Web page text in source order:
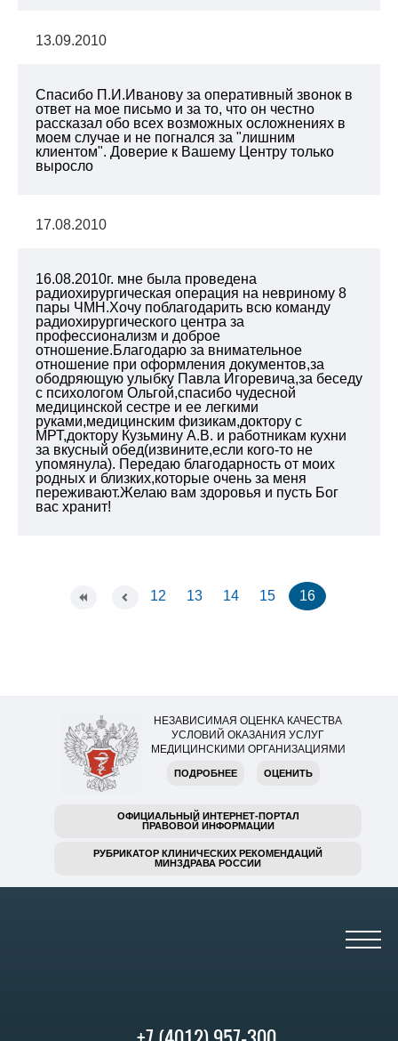
13.09.2010
Спасибо П.И.Иванову за оперативный звонок в
ответ на мое письмо и за то, что он честно
рассказал обо всех возможных осложнениях в
моем случае и не погнался за "лишним
клиентом". Доверие к Вашему Центру только
выросло
17.08.2010
16.08.2010г. мне была проведена
радиохирургическая операция на невриному 8
пары ЧМН.Хочу поблагодарить всю команду
радиохирургического центра за
профессионализм и доброе
отношение.Благодарю за внимательное
отношение при оформления документов,за
ободряющую улыбку Павла Игоревича,за беседу
с психологом Ольгой,спасибо чудесной
медицинской сестре и ее легкими
руками,медицинским физикам,доктору с
МРТ,доктору Кузьмину А.В. и работникам кухни
за вкусный обед(извините,если кого-то не
упомянула). Передаю благодарность от моих
родных и близких,которые очень за меня
переживают.Желаю вам здоровья и пусть Бог
вас хранит!
12 13 14 15 16
НЕЗАВИСИМАЯ ОЦЕНКА КАЧЕСТВА
УСЛОВИЙ ОКАЗАНИЯ УСЛУГ
МЕДИЦИНСКИМИ ОРГАНИЗАЦИЯМИ
ПОДРОБНЕЕ ОЦЕНИТЬ
ОФИЦИАЛЬНЫЙ ИНТЕРНЕТ-ПОРТАЛ
ПРАВОВОЙ ИНФОРМАЦИИ
РУБРИКАТОР КЛИНИЧЕСКИХ РЕКОМЕНДАЦИЙ
МИНЗДРАВА РОССИИ